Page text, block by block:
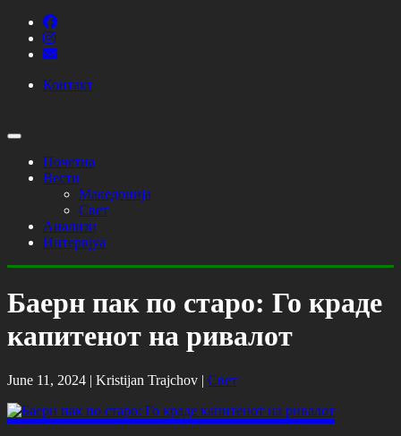
Контакт
Почетна
Вести
Македонија
Свет
Анализи
Интервјуа
Баерн пак по старо: Го краде
капитенот на ривалот
June 11, 2024 | Kristijan Trajchov | Свет